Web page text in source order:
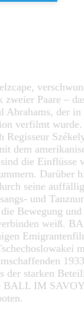
zweier Paare –
Abrahams, der in
verfilmt
Regisseur
dem
die Einflüsse
Darüber
seine
und
Bewegung
weiß.
der starken
BALL IM